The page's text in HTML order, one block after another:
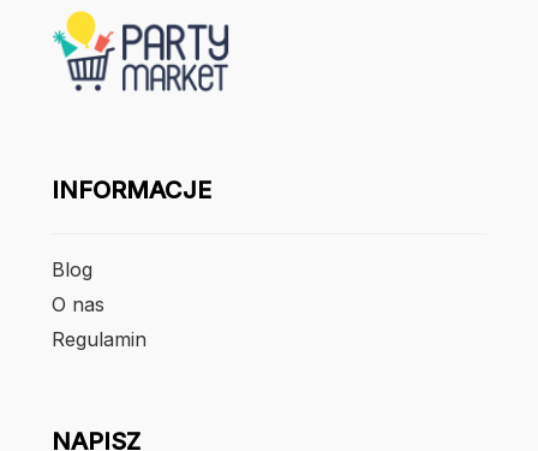
INFORMACJE
Blog
O nas
Regulamin
NAPISZ